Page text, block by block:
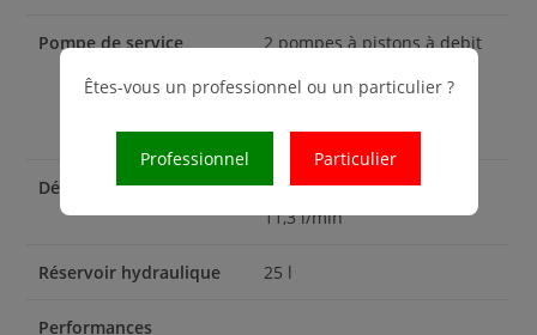
Pompe de service
2 pompes à pistons à debit
engrenages / 1 pompe
trochoïdale
Débit max.
2 x 30 l/min / 21,3 l/min /
11,3 l/min
Réservoir hydraulique 25 l
Performances
Êtes-vous un professionnel ou un particulier ?
Professionnel Particulier